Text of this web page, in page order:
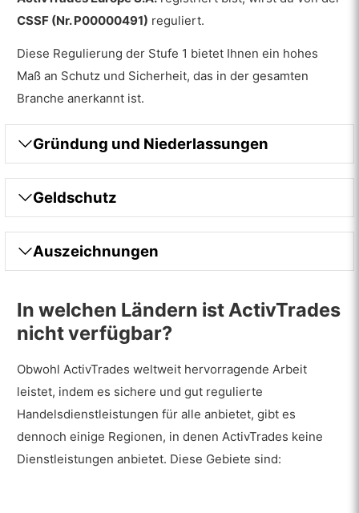
CSSF (Nr. P00000491) reguliert.
Diese Regulierung der Stufe 1 bietet Ihnen ein hohes
Maß an Schutz und Sicherheit, das in der gesamten
Branche anerkannt ist.
Gründung und Niederlassungen
Geldschutz
Auszeichnungen
In welchen Ländern ist ActivTrades
nicht verfügbar?
Obwohl ActivTrades weltweit hervorragende Arbeit
leistet, indem es sichere und gut regulierte
Handelsdienstleistungen für alle anbietet, gibt es
dennoch einige Regionen, in denen ActivTrades keine
Dienstleistungen anbietet. Diese Gebiete sind: